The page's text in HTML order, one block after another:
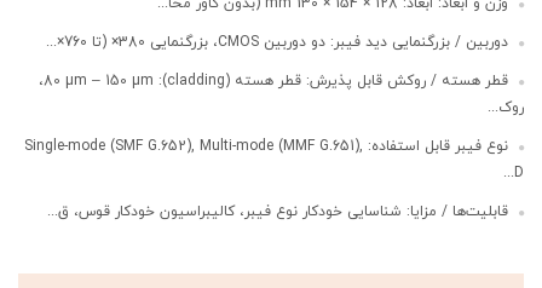
دوربین / بزرگنمایی دید فیبر: دو دوربین CMOS، بزرگنمایی 380× (تا 760×...
قطر هسته / روکش قابل پذیرش: قطر هسته (cladding): 80 µm – 150 µm،
روک...
نوع فیبر قابل استفاده: Single-mode (SMF G.652), Multi-mode (MMF G.651),
D...
قابلیت‌ها / مزایا: شناسایی خودکار نوع فیبر، کالیبراسیون خودکار قوس، ق...